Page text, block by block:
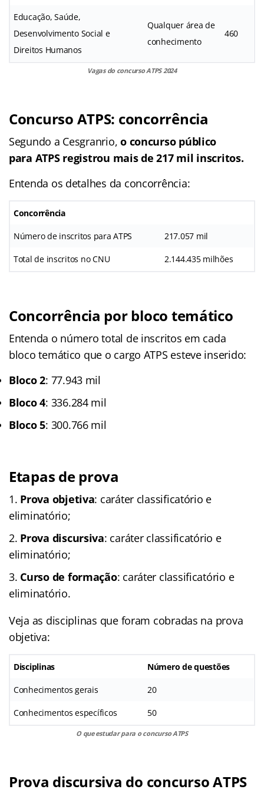
Educação, Saúde,
Desenvolvimento Social e
Direitos Humanos
Qualquer área de
conhecimento
460
Vagas do concurso ATPS 2024
Concurso ATPS: concorrência
Segundo a Cesgranrio,o concurso público
para ATPS registrou mais de 217 mil inscritos.
Entenda os detalhes da concorrência:
Concorrência
Número de inscritos para ATPS 217.057 mil
Total de inscritos no CNU 2.144.435 milhões
Concorrência por bloco temático
Entenda o número total de inscritos em cada
bloco temático que o cargo ATPS esteve inserido:
Bloco 2: 77.943 mil
Bloco 4: 336.284 mil
Bloco 5: 300.766 mil
Etapas de prova
Prova objetiva: caráter classificatório e
eliminatório;
Prova discursiva: caráter classificatório e
eliminatório;
Curso de formação: caráter classificatório e
eliminatório.
Veja as disciplinas que foram cobradas na prova
objetiva:
Disciplinas Número de questões
Conhecimentos gerais 20
Conhecimentos específicos 50
O que estudar para o concurso ATPS
Prova discursiva do concurso ATPS